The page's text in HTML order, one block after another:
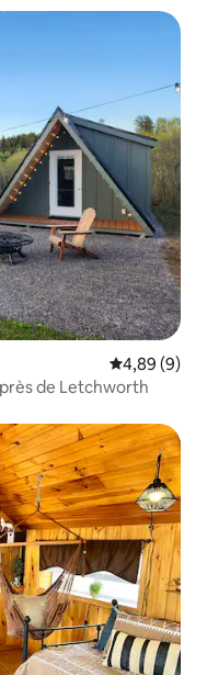
Note
4,89 (9)
de Letchworth